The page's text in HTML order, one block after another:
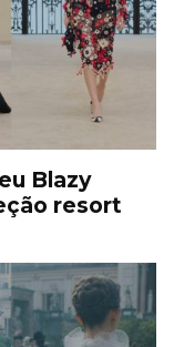
Blazy
resort